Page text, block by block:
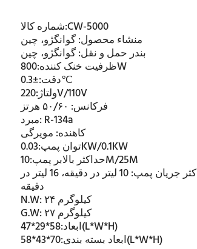
شماره کالا:CW-5000
منشاء محصول:گوانگژو، چین
بندر حمل و نقل:گوانگژو، چین
ظرفیت خنک کننده:800W
دقت:±0.3℃
ولتاژ:220V/110V
فرکانس:
مبرد:R-134a
کاهنده: مویرگی
توان پمپ:0.03KW/0.1KW
حداکثر بالابر پمپ:10M/25M
جریان پمپ:
10 لیتر در دقیقه، 16 لیتر در
دقیقه
N.W:
۲۴ کیلوگرم
G.W:
۲۷ کیلوگرم
ابعاد:58*29*47(L*W*H)
ابعاد بسته بندی:70*43*58(L*W*H)